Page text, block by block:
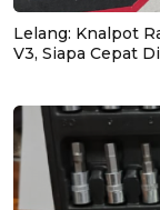
Lelang: Knalpot
V3, Siapa Cepat